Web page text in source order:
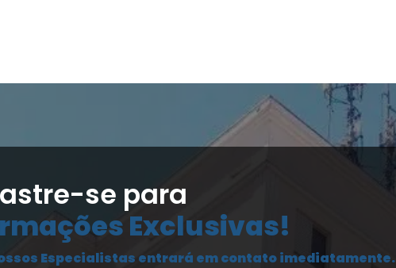
se para
Exclusivas!
Especialistas entrará em contato imediatamente.